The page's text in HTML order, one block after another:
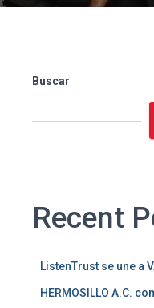
Buscar
Recent
ListenTrust se une a
HERMOSILLO A.C.